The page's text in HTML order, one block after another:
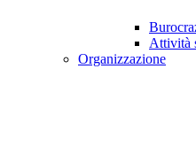
Attività
Organizzazione